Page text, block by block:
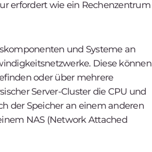
erfordert wie ein Rechenzentrum
und Systeme an
Diese können
oder über mehrere
Server-Cluster die CPU und
der Speicher an einem anderen
NAS (Network Attached